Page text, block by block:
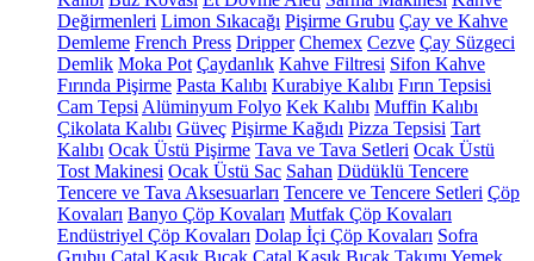
Değirmenleri Limon Sıkacağı Pişirme Grubu Çay ve Kahve
Demleme French Press Dripper Chemex Cezve Çay Süzgeci
Demlik Moka Pot Çaydanlık Kahve Filtresi Sifon Kahve
Fırında Pişirme Pasta Kalıbı Kurabiye Kalıbı Fırın Tepsisi
Cam Tepsi Alüminyum Folyo Kek Kalıbı Muffin Kalıbı
Çikolata Kalıbı Güveç Pişirme Kağıdı Pizza Tepsisi Tart
Kalıbı Ocak Üstü Pişirme Tava ve Tava Setleri Ocak Üstü
Tost Makinesi Ocak Üstü Sac Sahan Düdüklü Tencere
Tencere ve Tava Aksesuarları Tencere ve Tencere Setleri Çöp
Kovaları Banyo Çöp Kovaları Mutfak Çöp Kovaları
Endüstriyel Çöp Kovaları Dolap İçi Çöp Kovaları Sofra
Grubu Çatal,Kaşık,Bıçak Çatal Kaşık Bıçak Takımı Yemek